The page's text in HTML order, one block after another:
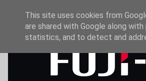
This site uses cookies from
are shared with Google along
statistics, and to detect and